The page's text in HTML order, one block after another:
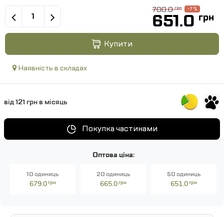
700.0грн -7 %
651.0 грн
Купити
Наявність в складах
від 121 грн в місяць
Покупка частинами
Оптова ціна:
10 одиниць
679.0грн
20 одиниць
665.0грн
50 одиниць
651.0грн